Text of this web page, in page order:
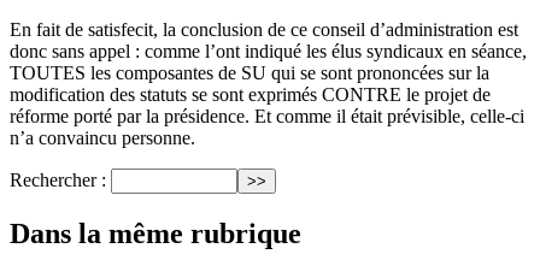
En fait de satisfecit, la conclusion de ce conseil d’administration est
donc sans appel : comme l’ont indiqué les élus syndicaux en séance,
TOUTES les composantes de SU qui se sont prononcées sur la
modification des statuts se sont exprimés CONTRE le projet de
réforme porté par la présidence. Et comme il était prévisible, celle-ci
n’a convaincu personne.
Rechercher :
Dans la même rubrique